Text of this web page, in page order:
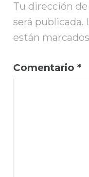
Tu dirección
será publicada.
están
Comentario *